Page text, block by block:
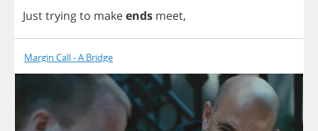
Justtryingto makeends meet,
Margin Call - A Bridge